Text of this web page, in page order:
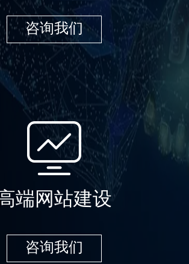
咨询我们
端网站建设
咨询我们